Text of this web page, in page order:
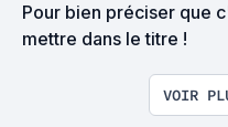
Pour bien préciser que
mettre dans le titre !
VOIR